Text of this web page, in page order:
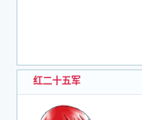
红二十五军